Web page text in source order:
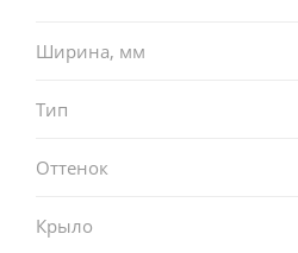
Ширина, мм
Тип
Оттенок
Крыло